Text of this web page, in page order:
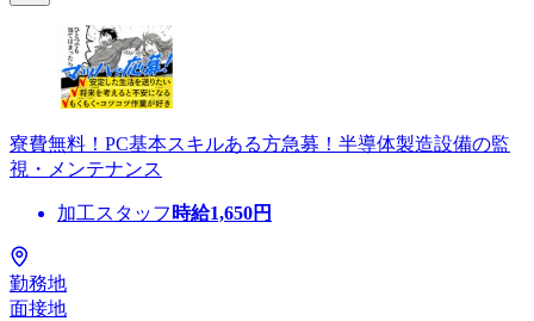
寮費無料！PC基本スキルある方急募！半導体製造設備の監
視・メンテナンス
加工スタッフ 時給1,650円
勤務地
面接地